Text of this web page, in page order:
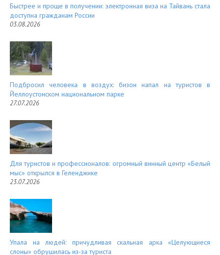
Быстрее и проще в получении: электронная виза на Тайвань стала
доступна гражданам России
03.08.2026
Подбросил человека в воздух: бизон напал на туристов в
Йеллоустонском национальном парке
27.07.2026
Для туристов и профессионалов: огромный винный центр «Белый
мыс» открылся в Геленджике
23.07.2026
Упала на людей: причудливая скальная арка «Целующиеся
слоны» обрушилась из-за туриста